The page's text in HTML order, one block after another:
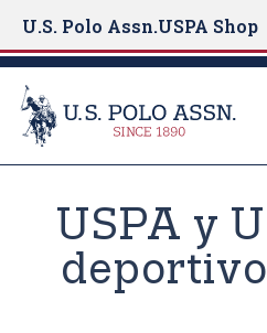
U.S. Polo Assn.USPA Shop
USPA y